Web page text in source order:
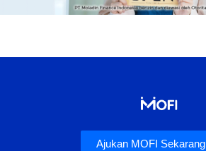
Ajukan MOFI Sekarang